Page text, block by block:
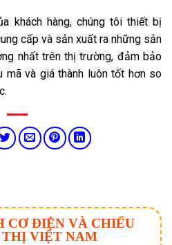
khách hàng, chúng tôi thiết bị
cấp và sản xuất ra những sản
nhất trên thị trường, đảm bảo
mã và giá thành luôn tốt hơn so
CƠ ĐIỆN VÀ CHIẾU
THỊ VIỆT NAM